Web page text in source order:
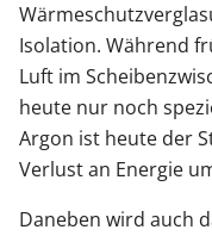
Isolation. Während
Luft im
heute nur noch
Argon ist heute der
Verlust an Energie
Daneben wird auch